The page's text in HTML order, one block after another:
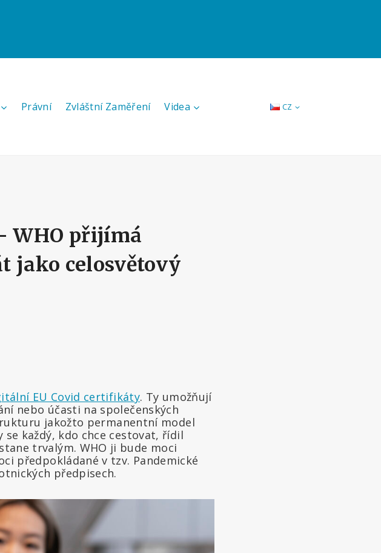
Právní Zvláštní Zaměření Videa CZ
WHO přijímá
jako celosvětový
EU Covid certifikáty. Ty umožňují
nebo účasti na společenských
jakožto permanentní model
se každý, kdo chce cestovat, řídil
trvalým. WHO ji bude moci
předpokládané v tzv. Pandemické
předpisech.